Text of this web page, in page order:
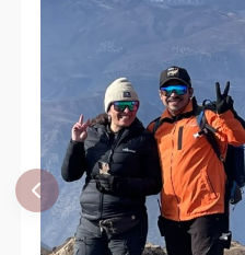
06/07/24 Miguel Hasbun
03/07/24 René Pérez
11/05/24 David Valdés
05/05/24 Hernán Felipe
31/03/24 Hernán Felipe
13/03/24
Juan
Ignacio